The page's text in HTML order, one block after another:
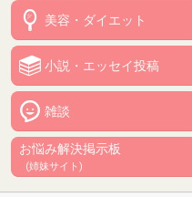
美容・ダイエット
小説・エッセイ投稿
雑談
お悩み解決掲示板
(姉妹サイト)